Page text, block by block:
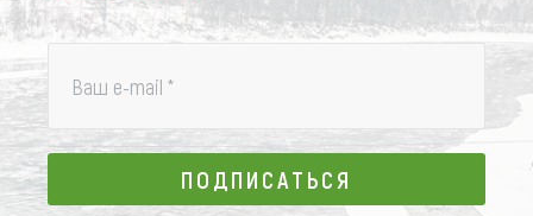
Ваш e-mail *
ПОДПИСАТЬСЯ